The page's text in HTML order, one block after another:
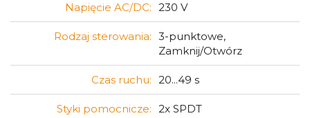
Napięcie AC/DC: 230 V
Rodzaj sterowania: 3-punktowe,
Zamknij/Otwórz
Czas ruchu: 20...49 s
Styki pomocnicze: 2x SPDT